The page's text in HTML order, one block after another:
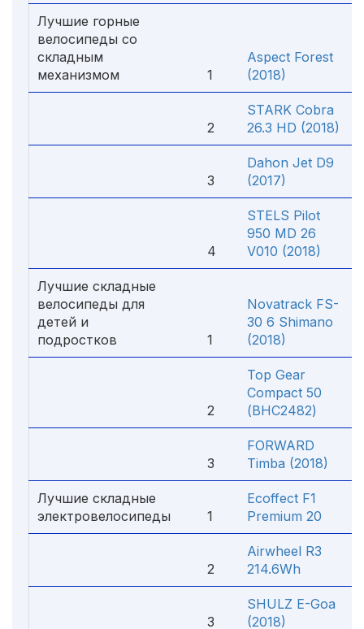
Лучшие горные
велосипеды со
складным
механизмом
1
Aspect Forest
(2018)
2
STARK Cobra
26.3 HD (2018)
3
Dahon Jet D9
(2017)
4
STELS Pilot
950 MD 26
V010 (2018)
Лучшие складные
велосипеды для
детей и
подростков
1
Novatrack FS-
30 6 Shimano
(2018)
2
Top Gear
Compact 50
(ВНС2482)
3
FORWARD
Timba (2018)
Лучшие складные
электровелосипеды
1
Ecoffect F1
Premium 20
2
Airwheel R3
214.6Wh
3
SHULZ E-Goa
(2018)